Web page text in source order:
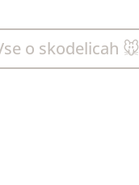
o skodelicah 🐭